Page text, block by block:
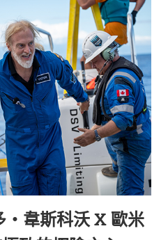
‧韋斯科沃 X 歐米